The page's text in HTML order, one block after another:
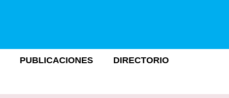
PUBLICACIONES DIRECTORIO